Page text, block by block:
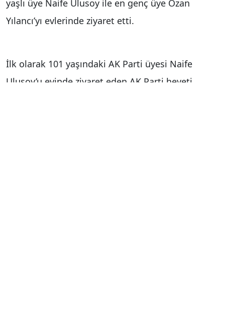
yaşlı üye Naife Ulusoy ile en genç üye Ozan
Yılancı’yı evlerinde ziyaret etti.
İlk olarak 101 yaşındaki AK Parti üyesi Naife
Ulusoy’u evinde ziyaret eden AK Parti heyeti